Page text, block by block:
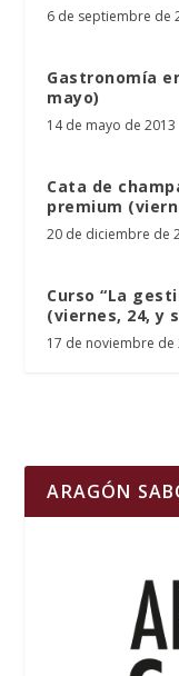
6 de septiembre de
Gastronomía
mayo)
14 de mayo de 2013
Cata de
premium
20 de diciembre de
Curso “La
(viernes, 24, y
17 de noviembre de
ARAGÓN